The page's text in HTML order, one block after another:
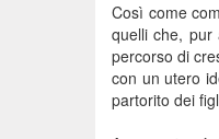
Così come
quelli che, pur
percorso di
con un utero
partorito dei